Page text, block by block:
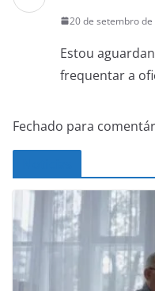
20 de setembro
Estou
frequentar a
Fechado para